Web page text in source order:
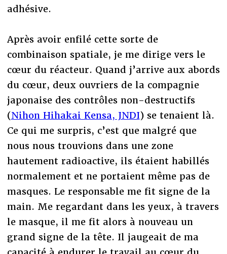
adhésive.
Après avoir enfilé cette sorte de
combinaison spatiale, je me dirige vers le
cœur du réacteur. Quand j’arrive aux abords
du cœur, deux ouvriers de la compagnie
japonaise des contrôles non-destructifs
(Nihon Hihakai Kensa, JNDI) se tenaient là.
Ce qui me surpris, c’est que malgré que
nous nous trouvions dans une zone
hautement radioactive, ils étaient habillés
normalement et ne portaient même pas de
masques. Le responsable me fit signe de la
main. Me regardant dans les yeux, à travers
le masque, il me fit alors à nouveau un
grand signe de la tête. Il jaugeait de ma